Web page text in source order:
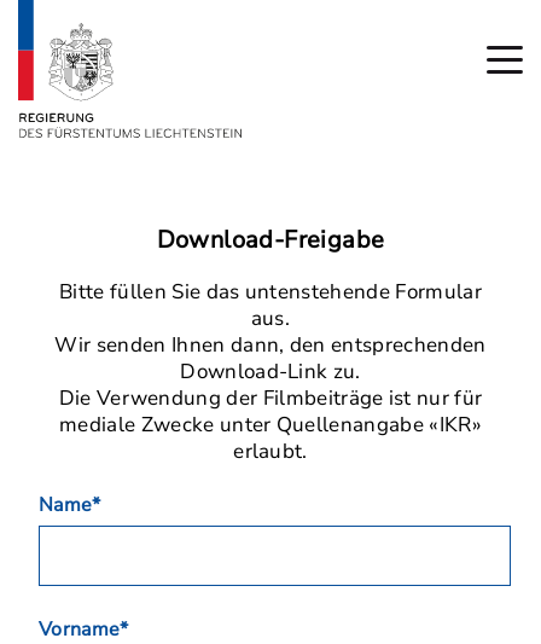
Download-Freigabe
Bitte füllen Sie das untenstehende Formular
aus.
Wir senden Ihnen dann, den entsprechenden
Download-Link zu.
Die Verwendung der Filmbeiträge ist nur für
mediale Zwecke unter Quellenangabe «IKR»
erlaubt.
Name*
Vorname*